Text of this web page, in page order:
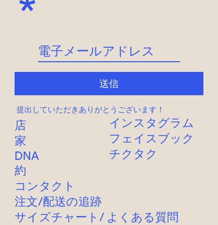
*
店
家
DNA
約
コンタクト
インスタグラム
フェイスブック
チクタク
送信
提出していただきありがとうございます！
注文/配送の追跡
サイズチャート / よくある質問